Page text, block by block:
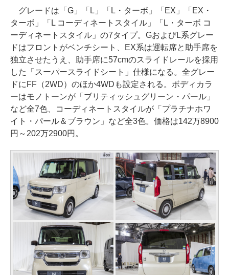
グレードは「G」「L」「L・ターボ」「EX」「EX・
ターボ」「L コーディネートスタイル」「L・ターボ コ
ーディネートスタイル」の7タイプ。GおよびL系グレー
ドはフロントがベンチシート、EX系は運転席と助手席を
独立させたうえ、助手席に57cmのスライドレールを採用
した「スーパースライドシート」仕様になる。全グレー
ドにFF（2WD）のほか4WDも設定される。ボディカラ
ーはモノトーンが「ブリティッシュグリーン・パール」
など全7色、コーディネートスタイルが「プラチナホワ
イト・パール＆ブラウン」など全3色。価格は142万8900
円～202万2900円。